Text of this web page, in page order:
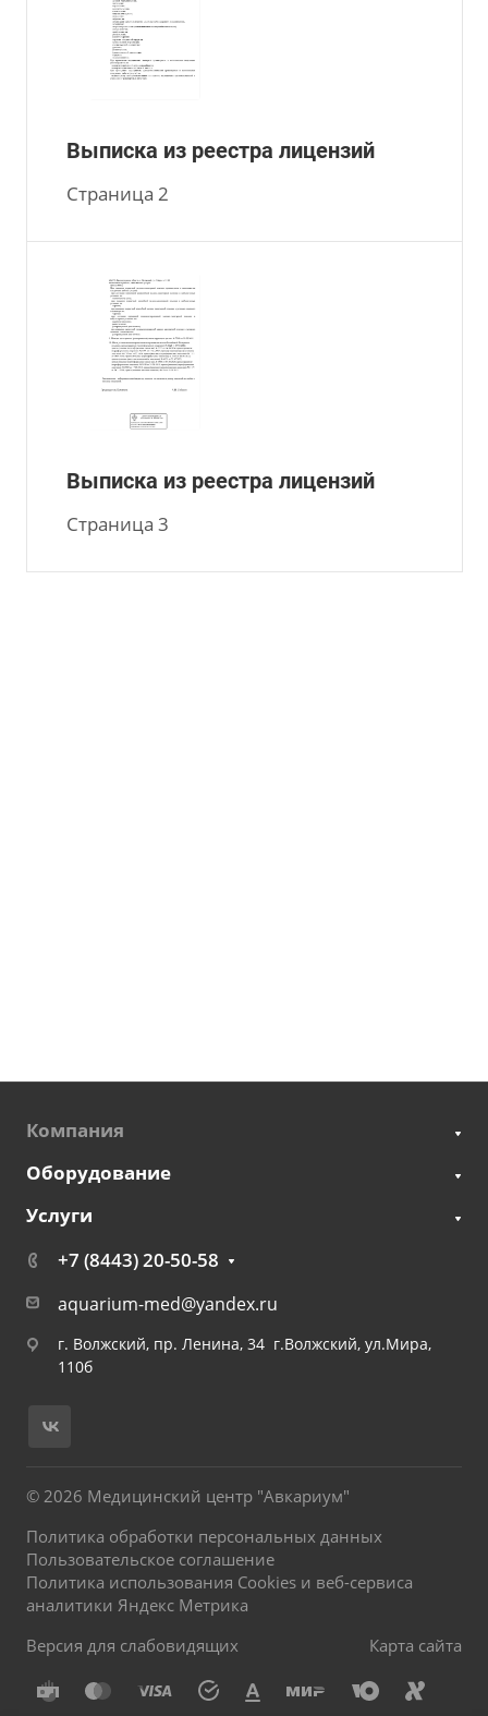
Выписка из реестра лицензий
Страница 2
Выписка из реестра лицензий
Страница 3
Компания
Оборудование
Услуги
+7 (8443) 20-50-58
aquarium-med@yandex.ru
г. Волжский, пр. Ленина, 34 г.Волжский, ул.Мира,
110б
© 2026 Медицинский центр "Авкариум"
Политика обработки персональных данных
Пользовательское соглашение
Политика использования Cookies и веб-сервиса
аналитики Яндекс Метрика
Версия для слабовидящих
Карта сайта